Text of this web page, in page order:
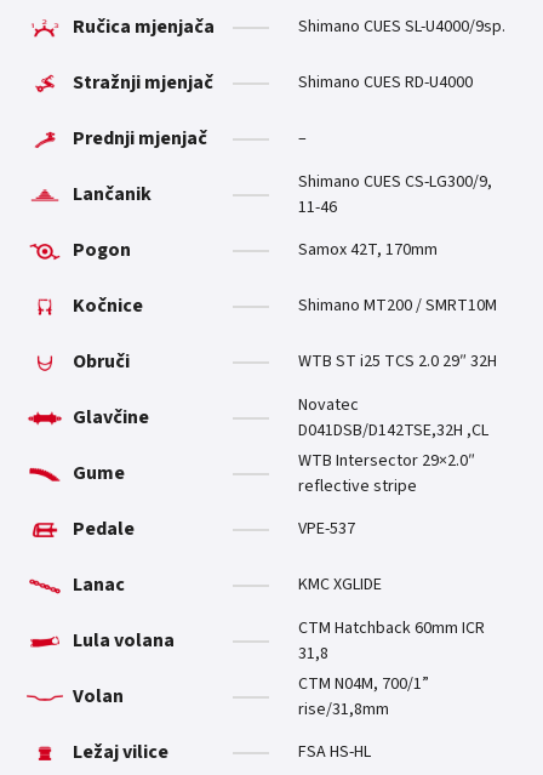
Ručica mjenjača Shimano CUES SL-U4000/9sp.
Stražnji mjenjač Shimano CUES RD-U4000
Prednji mjenjač –
Lančanik
Shimano CUES CS-LG300/9,
11-46
Pogon Samox 42T, 170mm
Kočnice Shimano MT200 / SMRT10M
Obruči WTB ST i25 TCS 2.0 29″ 32H
Glavčine
Novatec
D041DSB/D142TSE,32H ,CL
Gume
WTB Intersector 29×2.0″
reflective stripe
Pedale VPE-537
Lanac KMC XGLIDE
Lula volana
CTM Hatchback 60mm ICR
31,8
Volan
CTM N04M, 700/1”
rise/31,8mm
Ležaj vilice FSA HS-HL